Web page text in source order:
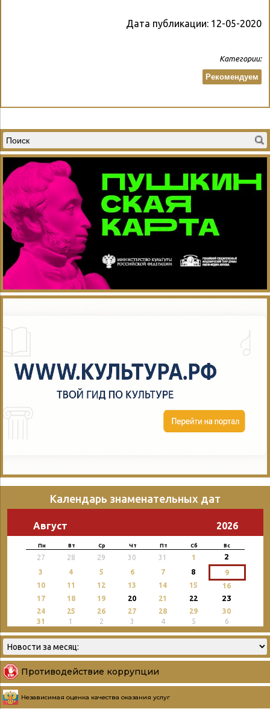
Дата публикации: 12-05-2020
Категории:
Рекомендуем
Календарь знаменательных дат
Август 2026
Пн Вт Ср Чт Пт Сб Вс
27 28 29 30 31 1 2
3 4 5 6 7 8
9
10
11 12 13 14 15
16
17
18 19 20 21 22 23
24 25 26 27 28 29
30
31
1 2 3 4 5 6
Противодействие коррупции
Независимая оценка качества оказания услуг